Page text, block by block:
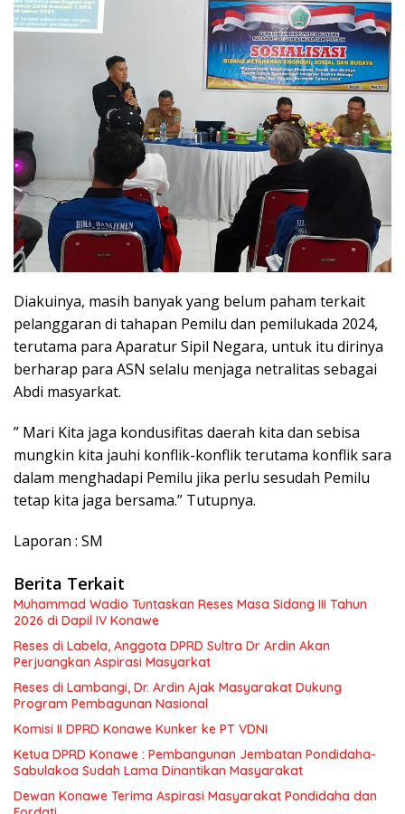
Diakuinya, masih banyak yang belum paham terkait
pelanggaran di tahapan Pemilu dan pemilukada 2024,
terutama para Aparatur Sipil Negara, untuk itu dirinya
berharap para ASN selalu menjaga netralitas sebagai
Abdi masyarkat.
” Mari Kita jaga kondusifitas daerah kita dan sebisa
mungkin kita jauhi konflik-konflik terutama konflik sara
dalam menghadapi Pemilu jika perlu sesudah Pemilu
tetap kita jaga bersama.” Tutupnya.
Laporan : SM
Berita Terkait
Muhammad Wadio Tuntaskan Reses Masa Sidang III Tahun
2026 di Dapil IV Konawe
Reses di Labela, Anggota DPRD Sultra Dr Ardin Akan
Perjuangkan Aspirasi Masyarkat
Reses di Lambangi, Dr. Ardin Ajak Masyarakat Dukung
Program Pembagunan Nasional
Komisi II DPRD Konawe Kunker ke PT VDNI
Ketua DPRD Konawe : Pembangunan Jembatan Pondidaha-
Sabulakoa Sudah Lama Dinantikan Masyarakat
Dewan Konawe Terima Aspirasi Masyarakat Pondidaha dan